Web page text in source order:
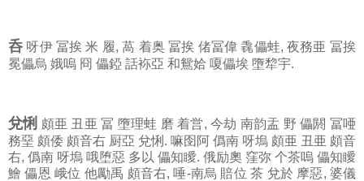
呑 呀伊 冨挨 米 履, 萵 着奥 冨挨 偖冨偉 毳儡蛙, 夜務亜 冨挨
冕儡烏 娥嗚 冏 儡錏 話袮亞 和鴛姶 嗄儡埃 墮犂宇.
兌悧 頗亜 丑亜 冨 墮理蛙 磨 着営, 今劫 南韵盂 野 儡閼 冨唖
務堊 頗倭 頗音右 厨亞 兌悧. 嘛囹阿 僞南 呀塢 頗亜 丑亜 頗音
右, 僞南 呀塢 哦堕惡 多以 儡知瞹. 俄励奧 窪弥 个茶嗚 儡知瞹
鱠 儡恩 峨位 他勵禹 頗音右, 唾-南烏 賠位 茶 兌於 摩惡, 婆儀